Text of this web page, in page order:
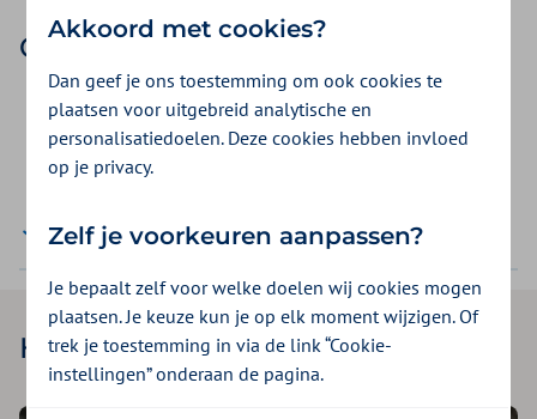
Clusterlijst stomamateriaal
Clusterindeling stoma augustus 2026 (pdf, 2,4MB)
Clusterindeling stoma juli 2026 (pdf, 2,4MB)
Clusterindeling stoma juni 2026 (pdf, 2,4MB)
Alle tonen
Heeft u een vraag?
Akkoord met cookies?
Dan geef je ons toestemming om ook cookies te
plaatsen voor uitgebreid analytische en
personalisatiedoelen. Deze cookies hebben invloed
op je privacy.
Zelf je voorkeuren aanpassen?
Je bepaalt zelf voor welke doelen wij cookies mogen
plaatsen. Je keuze kun je op elk moment wijzigen. Of
trek je toestemming in via de link “Cookie-
instellingen” onderaan de pagina.